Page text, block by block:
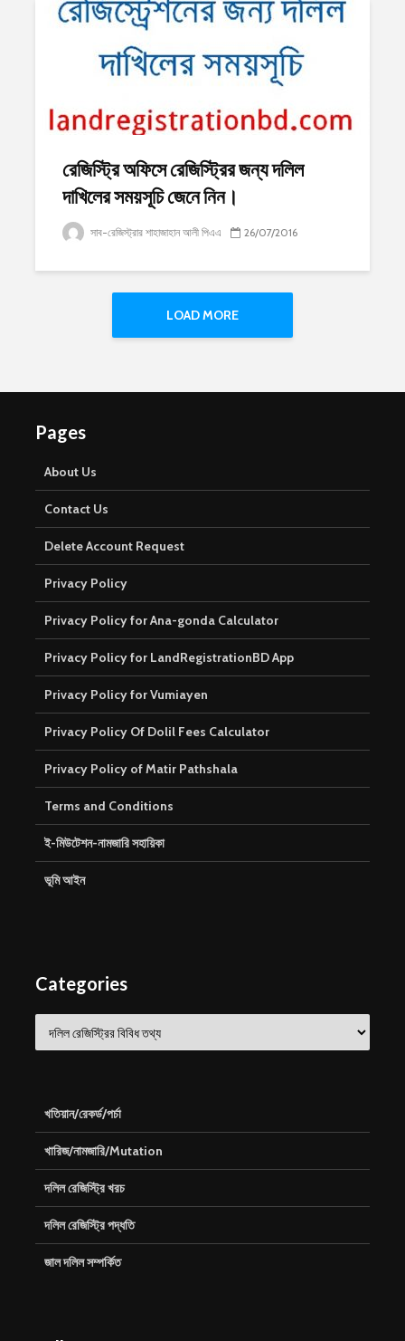
রেজিস্ট্রি অফিসে রেজিস্ট্রির জন্য দলিল
দাখিলের সময়সূচি জেনে নিন।
সাব-রেজিস্ট্রার শাহাজাহান আলী পিএএ 26/07/2016
LOAD MORE
Pages
About Us
Contact Us
Delete Account Request
Privacy Policy
Privacy Policy for Ana-gonda Calculator
Privacy Policy for LandRegistrationBD App
Privacy Policy for Vumiayen
Privacy Policy Of Dolil Fees Calculator
Privacy Policy of Matir Pathshala
Terms and Conditions
ই-মিউটেশন-নামজারি সহায়িকা
ভূমি আইন
Categories
খতিয়ান/রেকর্ড/পর্চা
খারিজ/নামজারি/Mutation
দলিল রেজিস্ট্রি খরচ
দলিল রেজিস্ট্রি পদ্ধতি
জাল দলিল সম্পর্কিত